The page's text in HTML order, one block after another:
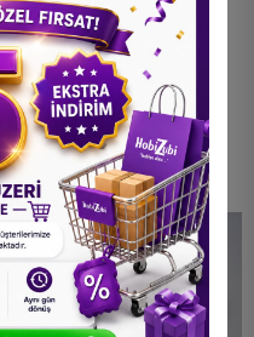
Yassı Rattan Doğal Bambu
Çubuk 250 Gram Brüt -
2mm Rattan İp
850,00 TL
STOKTA YOK